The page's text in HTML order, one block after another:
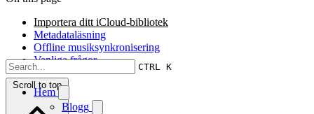
CTRL K
Hem
Blogg
Importera ditt iCloud-bibliotek
Metadataläsning
Offline musiksynkronisering
Vanliga frågor
Scroll to top